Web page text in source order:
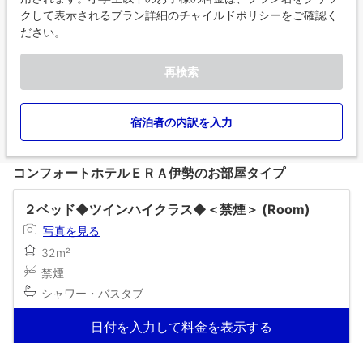
クして表示されるプラン詳細のチャイルドポリシーをご確認く
ださい。
再検索
宿泊者の内訳を入力
コンフォートホテルＥＲＡ伊勢のお部屋タイプ
２ベッド◆ツインハイクラス◆＜禁煙＞ (Room)
写真を見る
32m²
禁煙
シャワー・バスタブ
日付を入力して料金を表示する